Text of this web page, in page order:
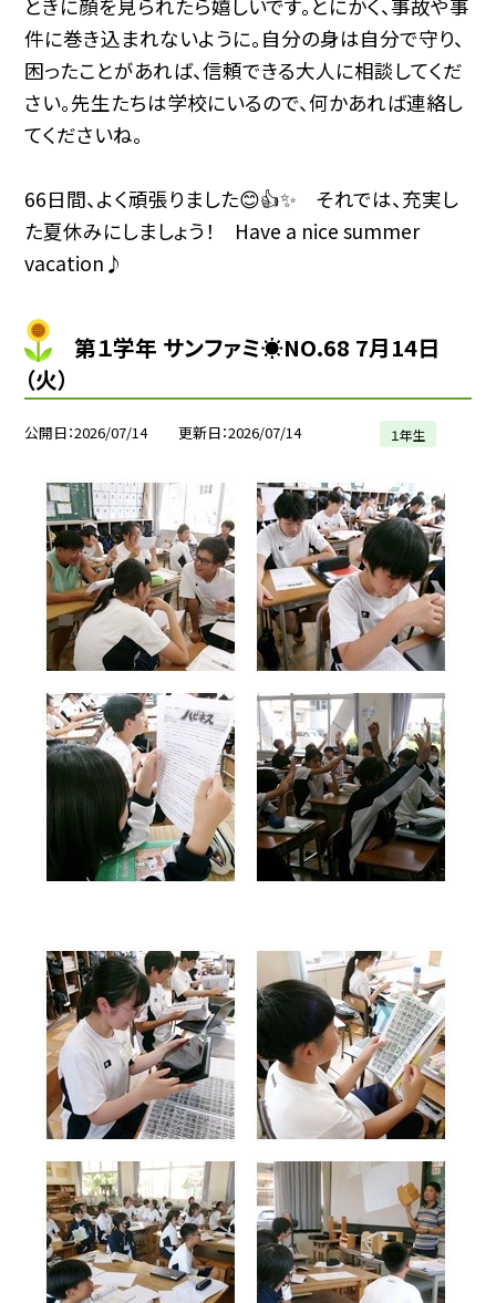
ときに顔を見られたら嬉しいです。とにかく、事故や事
件に巻き込まれないように。自分の身は自分で守り、
困ったことがあれば、信頼できる大人に相談してくだ
さい。先生たちは学校にいるので、何かあれば連絡し
てくださいね。
66日間、よく頑張りました😊👍✨ それでは、充実し
た夏休みにしましょう！ Have a nice summer
vacation♪
第１学年 サンファミ☀NO.68 7月14日
（火）
公開日 2026/07/14 更新日 2026/07/14 １年生